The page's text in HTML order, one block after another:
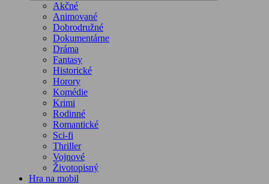
Akčné
Animované
Dobrodružné
Dokumentárne
Dráma
Fantasy
Historické
Horory
Komédie
Krimi
Rodinné
Romantické
Sci-fi
Thriller
Vojnové
Životopisný
Hra na mobil